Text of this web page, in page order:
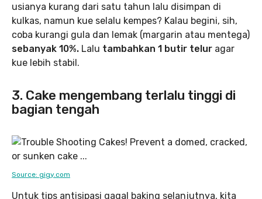
usianya kurang dari satu tahun lalu disimpan di
kulkas, namun kue selalu kempes? Kalau begini, sih,
coba kurangi gula dan lemak (margarin atau mentega)
sebanyak 10%. Lalu tambahkan 1 butir telur agar
kue lebih stabil.
3. Cake mengembang terlalu tinggi di
bagian tengah
Source: gigy.com
Untuk tips antisipasi gagal baking selanjutnya, kita